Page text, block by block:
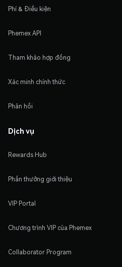
Phí & Điều kiện
Phemex API
Tham khảo hợp đồng
Xác minh chính thức
Phản hồi
Dịch vụ
Rewards Hub
Phần thưởng giới thiệu
VIP Portal
Chương trình VIP của Phemex
Collaborator Program